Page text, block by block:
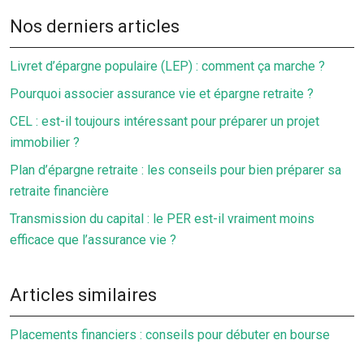
Nos derniers articles
Livret d’épargne populaire (LEP) : comment ça marche ?
Pourquoi associer assurance vie et épargne retraite ?
CEL : est-il toujours intéressant pour préparer un projet
immobilier ?
Plan d’épargne retraite : les conseils pour bien préparer sa
retraite financière
Transmission du capital : le PER est-il vraiment moins
efficace que l’assurance vie ?
Articles similaires
Placements financiers : conseils pour débuter en bourse